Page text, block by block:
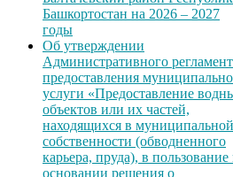
Башкортостан на 2026 – 2027
годы
Об утверждении
Административного
предоставления
услуги «Предоставление
объектов или их частей,
находящихся в муниципальной
собственности (обводненного
карьера, пруда), в пользование
основании решения о